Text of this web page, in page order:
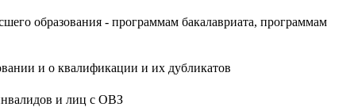
образования - программам бакалавриата, программам
и о квалификации и их дубликатов
и лиц с ОВЗ